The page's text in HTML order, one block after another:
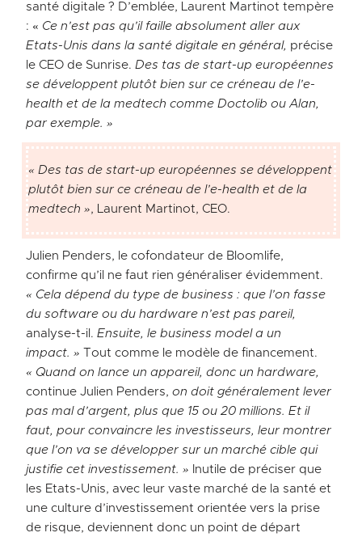
santé digitale ? D’emblée, Laurent Martinot tempère
: « Ce n’est pas qu’il faille absolument aller aux
Etats-Unis dans la santé digitale en général, précise
le CEO de Sunrise. Des tas de start-up européennes
se développent plutôt bien sur ce créneau de l’e-
health et de la medtech comme Doctolib ou Alan,
par exemple. »
« Des tas de start-up européennes se développent
plutôt bien sur ce créneau de l’e-health et de la
medtech », Laurent Martinot, CEO.
Julien Penders, le cofondateur de Bloomlife,
confirme qu’il ne faut rien généraliser évidemment.
« Cela dépend du type de business : que l’on fasse
du software ou du hardware n’est pas pareil,
analyse-t-il. Ensuite, le business model a un
impact. »
Tout comme le modèle de financement.
« Quand on lance un appareil, donc un hardware,
continue Julien Penders, on doit généralement lever
pas mal d’argent, plus que 15 ou 20 millions. Et il
faut, pour convaincre les investisseurs, leur montrer
que l’on va se développer sur un marché cible qui
justifie cet investissement. » Inutile de préciser que
les Etats-Unis, avec leur vaste marché de la santé et
une culture d’investissement orientée vers la prise
de risque, deviennent donc un point de départ